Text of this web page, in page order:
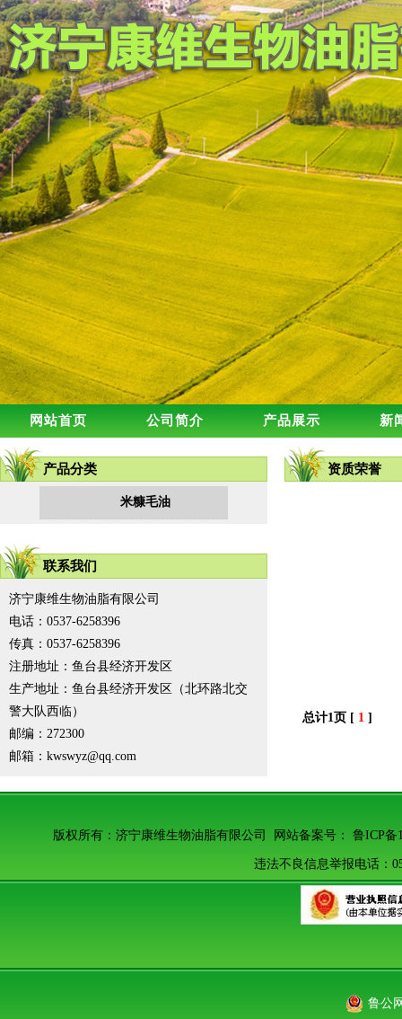
网站首页 公司简介 产品展示 新
产品分类
米糠毛油
联系我们
济宁康维生物油脂有限公司
电话：0537-6258396
传真：0537-6258396
注册地址：鱼台县经济开发区
生产地址：鱼台县经济开发区（北环路北交
警大队西临）
邮编：272300
邮箱：kwswyz@qq.com
资质荣誉
总计1页 [ 1 ]
版权所有：济宁康维生物油脂有限公司 网站备案号： 鲁ICP备
违法不良信息举报电话：
鲁公